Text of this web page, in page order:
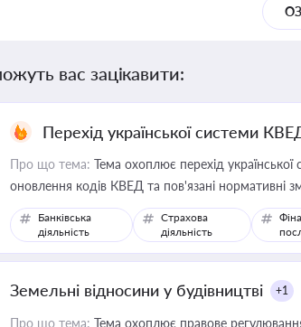
вас зацікавити:
Перехід української системи
Про що тема: Тема охоплює перехід української
оновлення кодів КВЕД та пов'язані нормативні
Банківська
діяльність
Страхова
діяльність
Земельні відносини у будівництві +1
Про що тема: Тема охоплює правове